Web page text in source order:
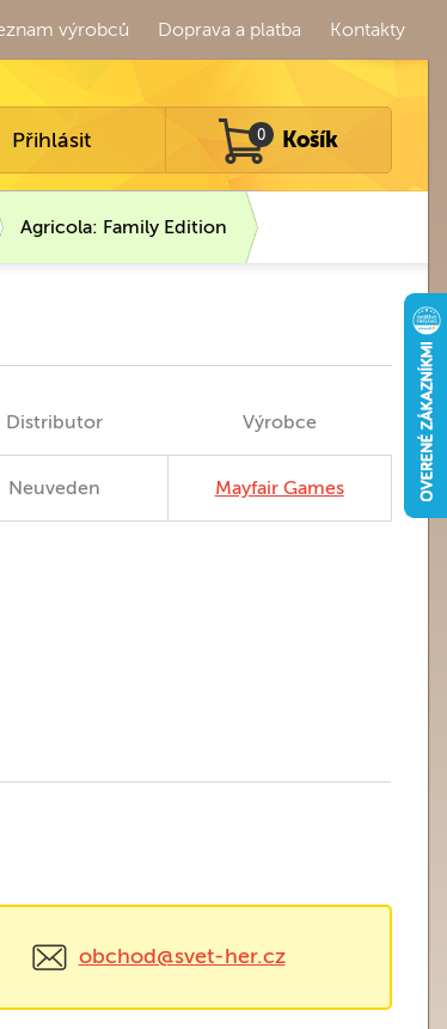
výrobců Doprava a platba Kontakty
Přihlásit 0 Košík
Agricola: Family Edition
Distributor Výrobce
Neuveden Mayfair Games
obchod@svet-her.cz